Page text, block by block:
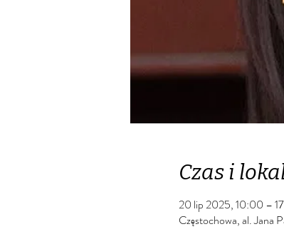
Czas i
20 lip 2025, 10:00 –
Częstochowa, al. Jana